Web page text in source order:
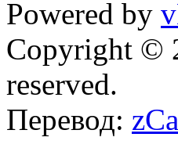
Powered by
Copyright ©
reserved.
Перевод: